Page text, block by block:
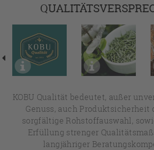
KOBU Qualität bedeutet, außer
Genuss, auch Produktsicherheit
sorgfältige Rohstoffauswahl,
Erfüllung strenger
langjähriger